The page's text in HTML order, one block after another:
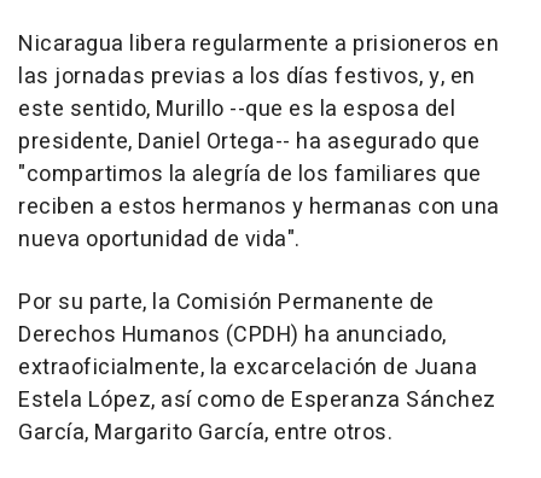
Nicaragua libera regularmente a prisioneros en
las jornadas previas a los días festivos, y, en
este sentido, Murillo --que es la esposa del
presidente, Daniel Ortega-- ha asegurado que
"compartimos la alegría de los familiares que
reciben a estos hermanos y hermanas con una
nueva oportunidad de vida".
Por su parte, la Comisión Permanente de
Derechos Humanos (CPDH) ha anunciado,
extraoficialmente, la excarcelación de Juana
Estela López, así como de Esperanza Sánchez
García, Margarito García, entre otros.